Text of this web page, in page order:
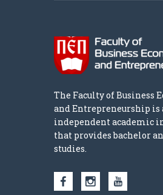
The Faculty of Business
and Entrepreneurship is
independent academic
that provides bachelor
studies.